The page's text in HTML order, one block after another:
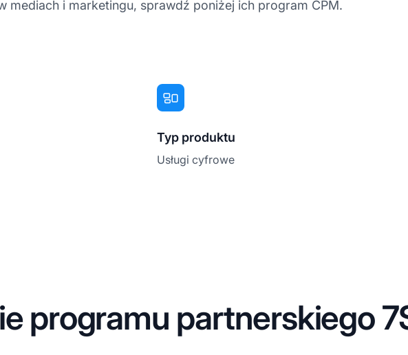
mediach i marketingu, sprawdź poniżej ich program CPM.
Typ produktu
Usługi cyfrowe
programu partnerskiego